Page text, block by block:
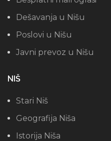
Dešavanja u Nišu
Poslovi u Nišu
Javni prevoz u Nišu
NIŠ
Stari Niš
Geografija Niša
Istorija Niša